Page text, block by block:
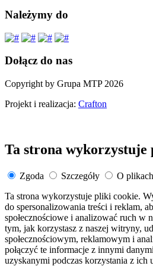
Należymy do
Dołącz do nas
Copyright by Grupa MTP 2026
Projekt i realizacja: Crafton
Ta strona wykorzystuje
Zgoda Szczegóły
O
Ta strona wykorzystuje pliki cookie.
do spersonalizowania treści i reklam,
społecznościowe i analizować ruch w
tym, jak korzystasz z naszej witryny,
społecznościowym, reklamowym i
połączyć te informacje z innymi
uzyskanymi podczas korzystania z ich